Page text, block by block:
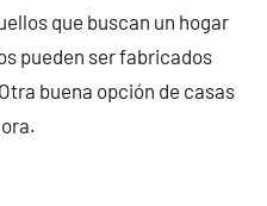
que buscan un hogar
pueden ser fabricados
buena opción de casas